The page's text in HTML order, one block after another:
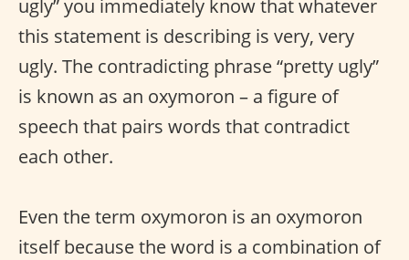
ugly” you immediately know that whatever
this statement is describing is very, very
ugly. The contradicting phrase “pretty ugly”
is known as an oxymoron – a figure of
speech that pairs words that contradict
each other.
Even the term oxymoron is an oxymoron
itself because the word is a combination of